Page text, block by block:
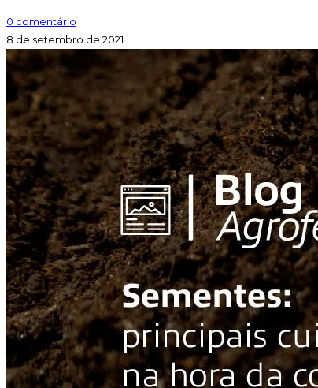
0 comentário
8 de setembro de 2021